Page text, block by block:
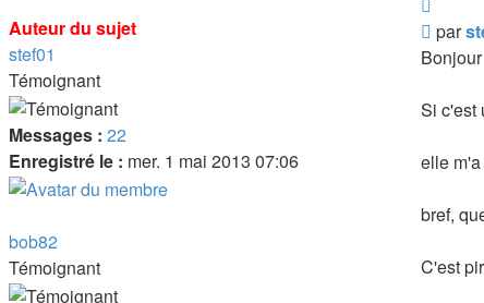
Auteur du sujet
stef01
Témoignant
Messages : 22
Enregistré le : mer. 1 mai 2013 07:06
par
Bonjour
Si c'est
elle
bref,
C'est
bob82
Témoignant